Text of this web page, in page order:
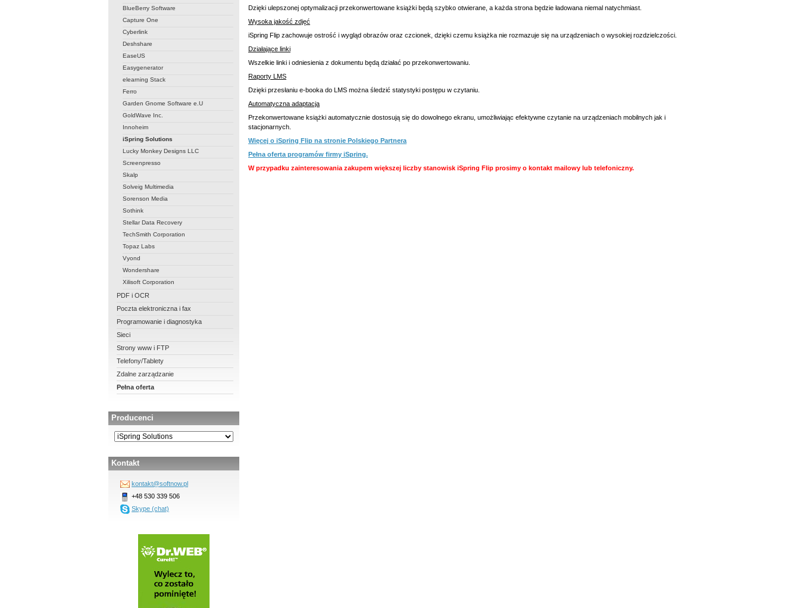
BlueBerry Software
Capture One
Cyberlink
Deshshare
EaseUS
Easygenerator
elearning Stack
Ferro
Garden Gnome Software e.U
GoldWave Inc.
Innoheim
iSpring Solutions
Lucky Monkey Designs LLC
Screenpresso
Skalp
Solveig Multimedia
Sorenson Media
Sothink
Stellar Data Recovery
TechSmith Corporation
Topaz Labs
Vyond
Wondershare
Xilisoft Corporation
PDF i OCR
Poczta elektroniczna i fax
Programowanie i diagnostyka
Sieci
Strony www i FTP
Telefony/Tablety
Zdalne zarządzanie
Pełna oferta
Producenci
Kontakt
kontakt@softnow.pl
+48 530 339 506
Skype (chat)
Dzięki ulepszonej optymalizacji przekonwertowane książki będą szybko otwierane, a każda strona będzie ładowana niemal natychmiast.
Wysoka jakość zdjęć
iSpring Flip zachowuje ostrość i wygląd obrazów oraz czcionek, dzięki czemu książka nie rozmazuje się na urządzeniach o wysokiej rozdzielczości.
Działające linki
Wszelkie linki i odniesienia z dokumentu będą działać po przekonwertowaniu.
Raporty LMS
Dzięki przesłaniu e-booka do LMS można śledzić statystyki postępu w czytaniu.
Automatyczna adaptacja
Przekonwertowane książki automatycznie dostosują się do dowolnego ekranu, umożliwiając efektywne czytanie na urządzeniach mobilnych jak i
stacjonarnych.
Więcej o iSpring Flip na stronie Polskiego Partnera
Pełna oferta programów firmy iSpring.
W przypadku zainteresowania zakupem większej liczby stanowisk iSpring Flip prosimy o kontakt mailowy lub telefoniczny.